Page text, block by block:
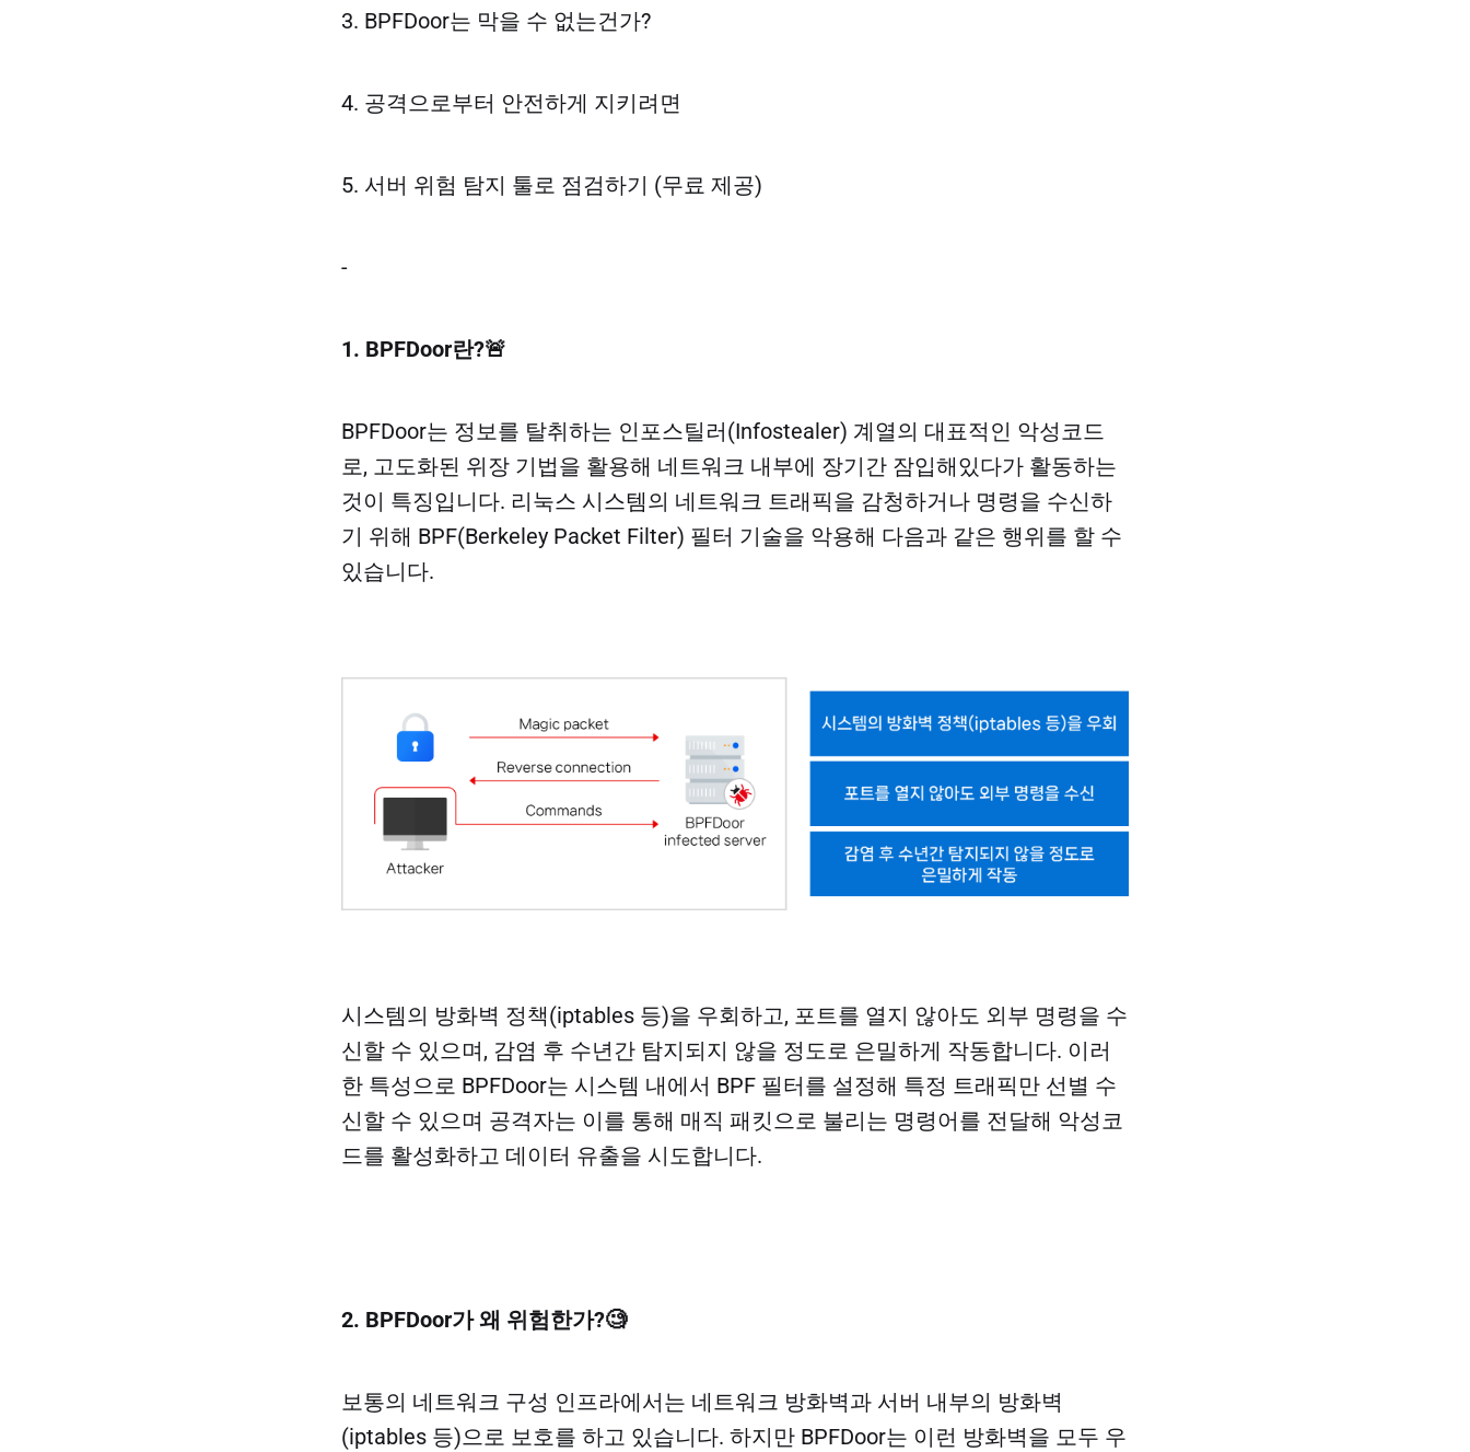
3. BPFDoor는 막을 수 없는건가?
4. 공격으로부터 안전하게 지키려면
5. 서버 위험 탐지 툴로 점검하기 (무료 제공)
-
1. BPFDoor란?🚨
BPFDoor는 정보를 탈취하는 인포스틸러(Infostealer) 계열의 대표적인 악성코드
로, 고도화된 위장 기법을 활용해 네트워크 내부에 장기간 잠입해있다가 활동하는
것이 특징입니다. 리눅스 시스템의 네트워크 트래픽을 감청하거나 명령을 수신하
기 위해 BPF(Berkeley Packet Filter) 필터 기술을 악용해 다음과 같은 행위를 할 수
있습니다.
시스템의 방화벽 정책(iptables 등)을 우회하고, 포트를 열지 않아도 외부 명령을 수
신할 수 있으며, 감염 후 수년간 탐지되지 않을 정도로 은밀하게 작동합니다. 이러
한 특성으로 BPFDoor는 시스템 내에서 BPF 필터를 설정해 특정 트래픽만 선별 수
신할 수 있으며 공격자는 이를 통해 매직 패킷으로 불리는 명령어를 전달해 악성코
드를 활성화하고 데이터 유출을 시도합니다.
2. BPFDoor가 왜 위험한가?🧐
보통의 네트워크 구성 인프라에서는 네트워크 방화벽과 서버 내부의 방화벽
(iptables 등)으로 보호를 하고 있습니다. 하지만 BPFDoor는 이런 방화벽을 모두 우